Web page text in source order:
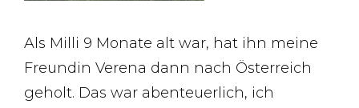
Als Milli 9 Monate alt war, hat ihn meine
Freundin Verena dann nach Österreich
geholt. Das war abenteuerlich, ich